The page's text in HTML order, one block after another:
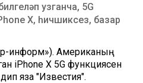
узганча, 5G
X, һичшиксез, базар
информ»). Американың
iPhone X 5G функциясенә
яза "Известия".